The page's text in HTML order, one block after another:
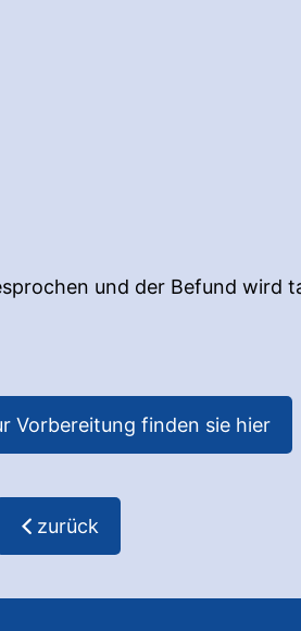
und der Befund wird
Vorbereitung finden sie hier
zurück